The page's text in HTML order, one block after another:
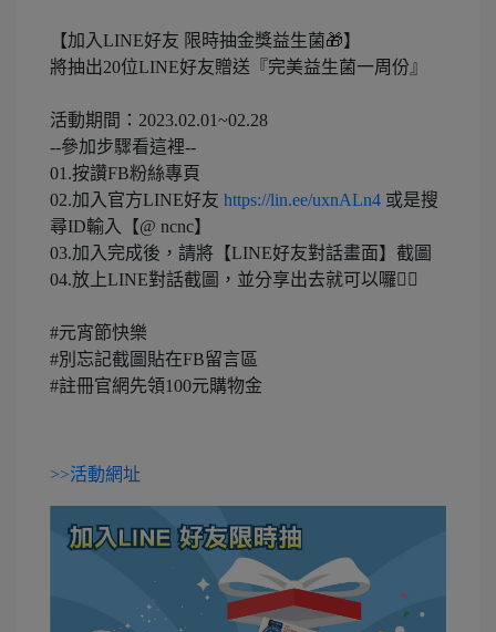
【加入LINE好友 限時抽金獎益生菌🎁】
將抽出20位LINE好友贈送『完美益生菌一周份』
活動期間：2023.02.01~02.28
--參加步驟看這裡--
01.按讚FB粉絲專頁
02.加入官方LINE好友 https://lin.ee/uxnALn4 或是搜
尋ID輸入【@ ncnc】
03.加入完成後，請將【LINE好友對話畫面】截圖
04.放上LINE對話截圖，並分享出去就可以囉🏃‍♀
#元宵節快樂
#別忘記截圖貼在FB留言區
#註冊官網先領100元購物金
>>活動網址